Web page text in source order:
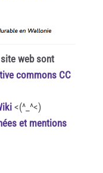
web sont
commons CC
<(^_^<)
et mentions